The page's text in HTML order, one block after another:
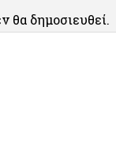
θα δημοσιευθεί.